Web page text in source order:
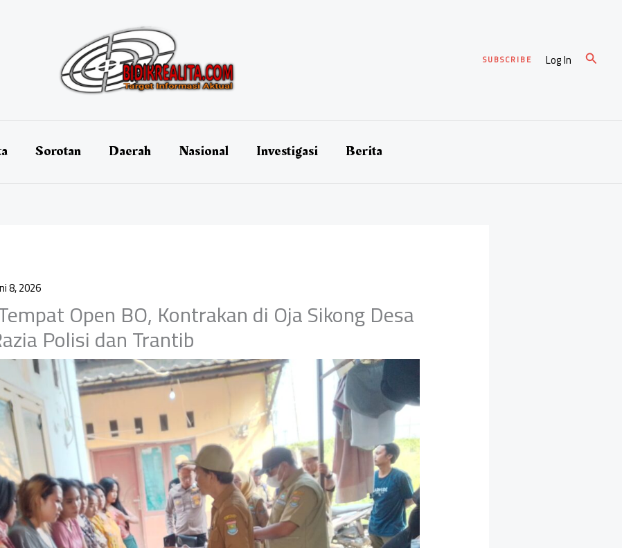
SUBSCRIBE Log In Cari
Sorotan Daerah Nasional Investigasi Berita
8, 2026
Open BO, Kontrakan di Oja Sikong Desa
Polisi dan Trantib